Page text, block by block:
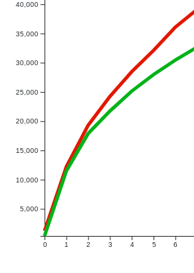
0 1 2 3 4 5 6
5,000
10,000
15,000
20,000
25,000
30,000
35,000
40,000